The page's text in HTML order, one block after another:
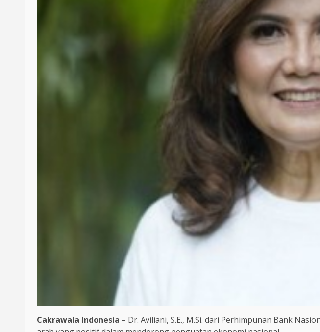
Cakrawala Indonesia – Dr. Aviliani, S.E., M.Si. dari Perhimpunan Bank